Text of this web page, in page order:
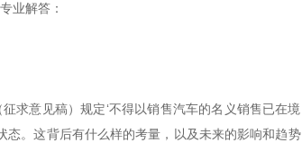
业解答：
求意见稿）规定‘不得以销售汽车的名义销售已在境
态。这背后有什么样的考量，以及未来的影响和趋势